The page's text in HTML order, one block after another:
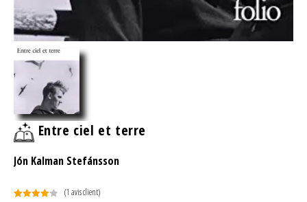
Entre ciel et terre
Jón Kalman Stefánsson
(1 avis client)